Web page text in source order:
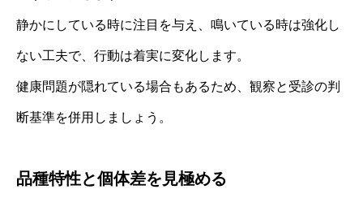
静かにしている時に注目を与え、鳴いている時は強化し
ない工夫で、行動は着実に変化します。
健康問題が隠れている場合もあるため、観察と受診の判
断基準を併用しましょう。
品種特性と個体差を見極める